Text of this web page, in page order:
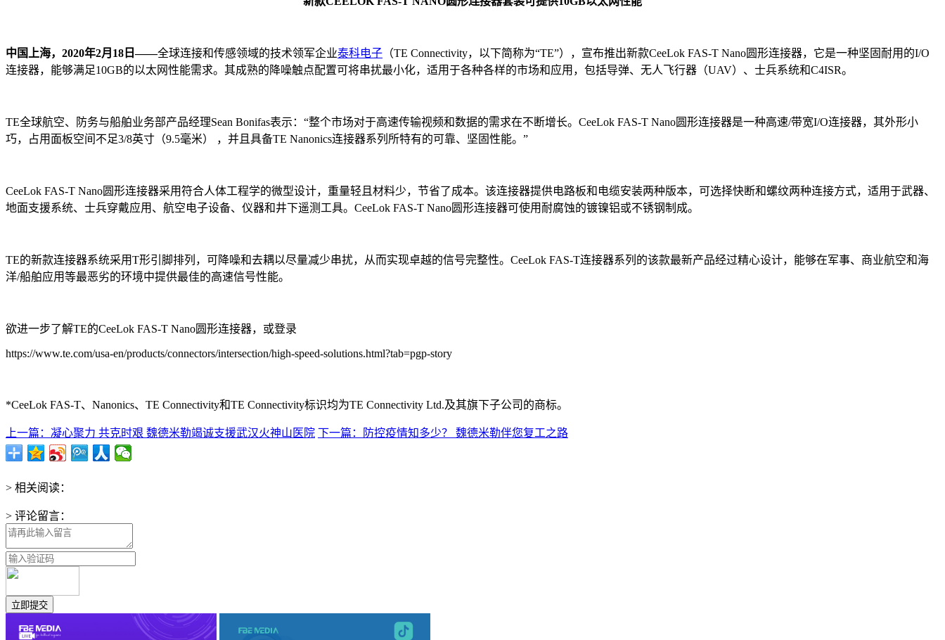
中国上海，2020年2月18日——全球连接和传感领域的技术领军企业泰科电子 （TE Connectivity，以下简称为“TE”），宣布推出新款CeeLok FAS-T Nano圆形连接器，它是一种坚固耐用的I/O
连接器，能够满足10GB的以太网性能需求。其成熟的降噪触点配置可将串扰最小化，适用于各种各样的市场和应用，包括导弹、无人飞行器（UAV）、士兵系统和C4ISR。
TE全球航空、防务与船舶业务部产品经理Sean Bonifas表示：“整个市场对于高速传输视频和数据的需求在不断增长。CeeLok FAS-T Nano圆形连接器是一种高速/带宽I/O连接器，其外形小
巧，占用面板空间不足3/8英寸（9.5毫米） ，并且具备TE Nanonics连接器系列所特有的可靠、坚固性能。”
CeeLok FAS-T Nano圆形连接器采用符合人体工程学的微型设计，重量轻且材料少，节省了成本。该连接器提供电路板和电缆安装两种版本，可选择快断和螺纹两种连接方式，适用于武器、
地面支援系统、士兵穿戴应用、航空电子设备、仪器和井下遥测工具。CeeLok FAS-T Nano圆形连接器可使用耐腐蚀的镀镍铝或不锈钢制成。
TE的新款连接器系统采用T形引脚排列，可降噪和去耦以尽量减少串扰，从而实现卓越的信号完整性。CeeLok FAS-T连接器系列的该款最新产品经过精心设计，能够在军事、商业航空和海
洋/船舶应用等最恶劣的环境中提供最佳的高速信号性能。
欲进一步了解TE的CeeLok FAS-T Nano圆形连接器，或登录
https://www.te.com/usa-en/products/connectors/intersection/high-speed-solutions.html?tab=pgp-story
*CeeLok FAS-T、Nanonics、TE Connectivity和TE Connectivity标识均为TE Connectivity Ltd.及其旗下子公司的商标。
上一篇：凝心聚力 共克时艰 魏德米勒竭诚支援武汉火神山医院 下一篇：防控疫情知多少？ 魏德米勒伴您复工之路
> 相关阅读：
> 评论留言：